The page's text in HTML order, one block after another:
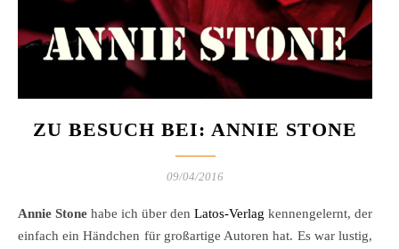
ZU BESUCH BEI: ANNIE STONE
09/04/2016
Annie Stone habe ich über den Latos-Verlag kennengelernt, der
einfach ein Händchen für großartige Autoren hat. Es war lustig,